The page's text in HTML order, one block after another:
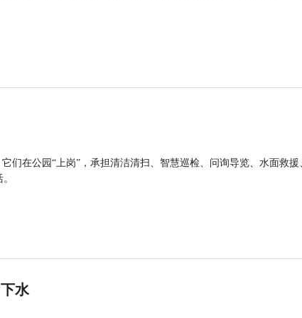
们在公园“上岗”，承担清洁清扫、智慧巡检、问询导览、水面救援
水